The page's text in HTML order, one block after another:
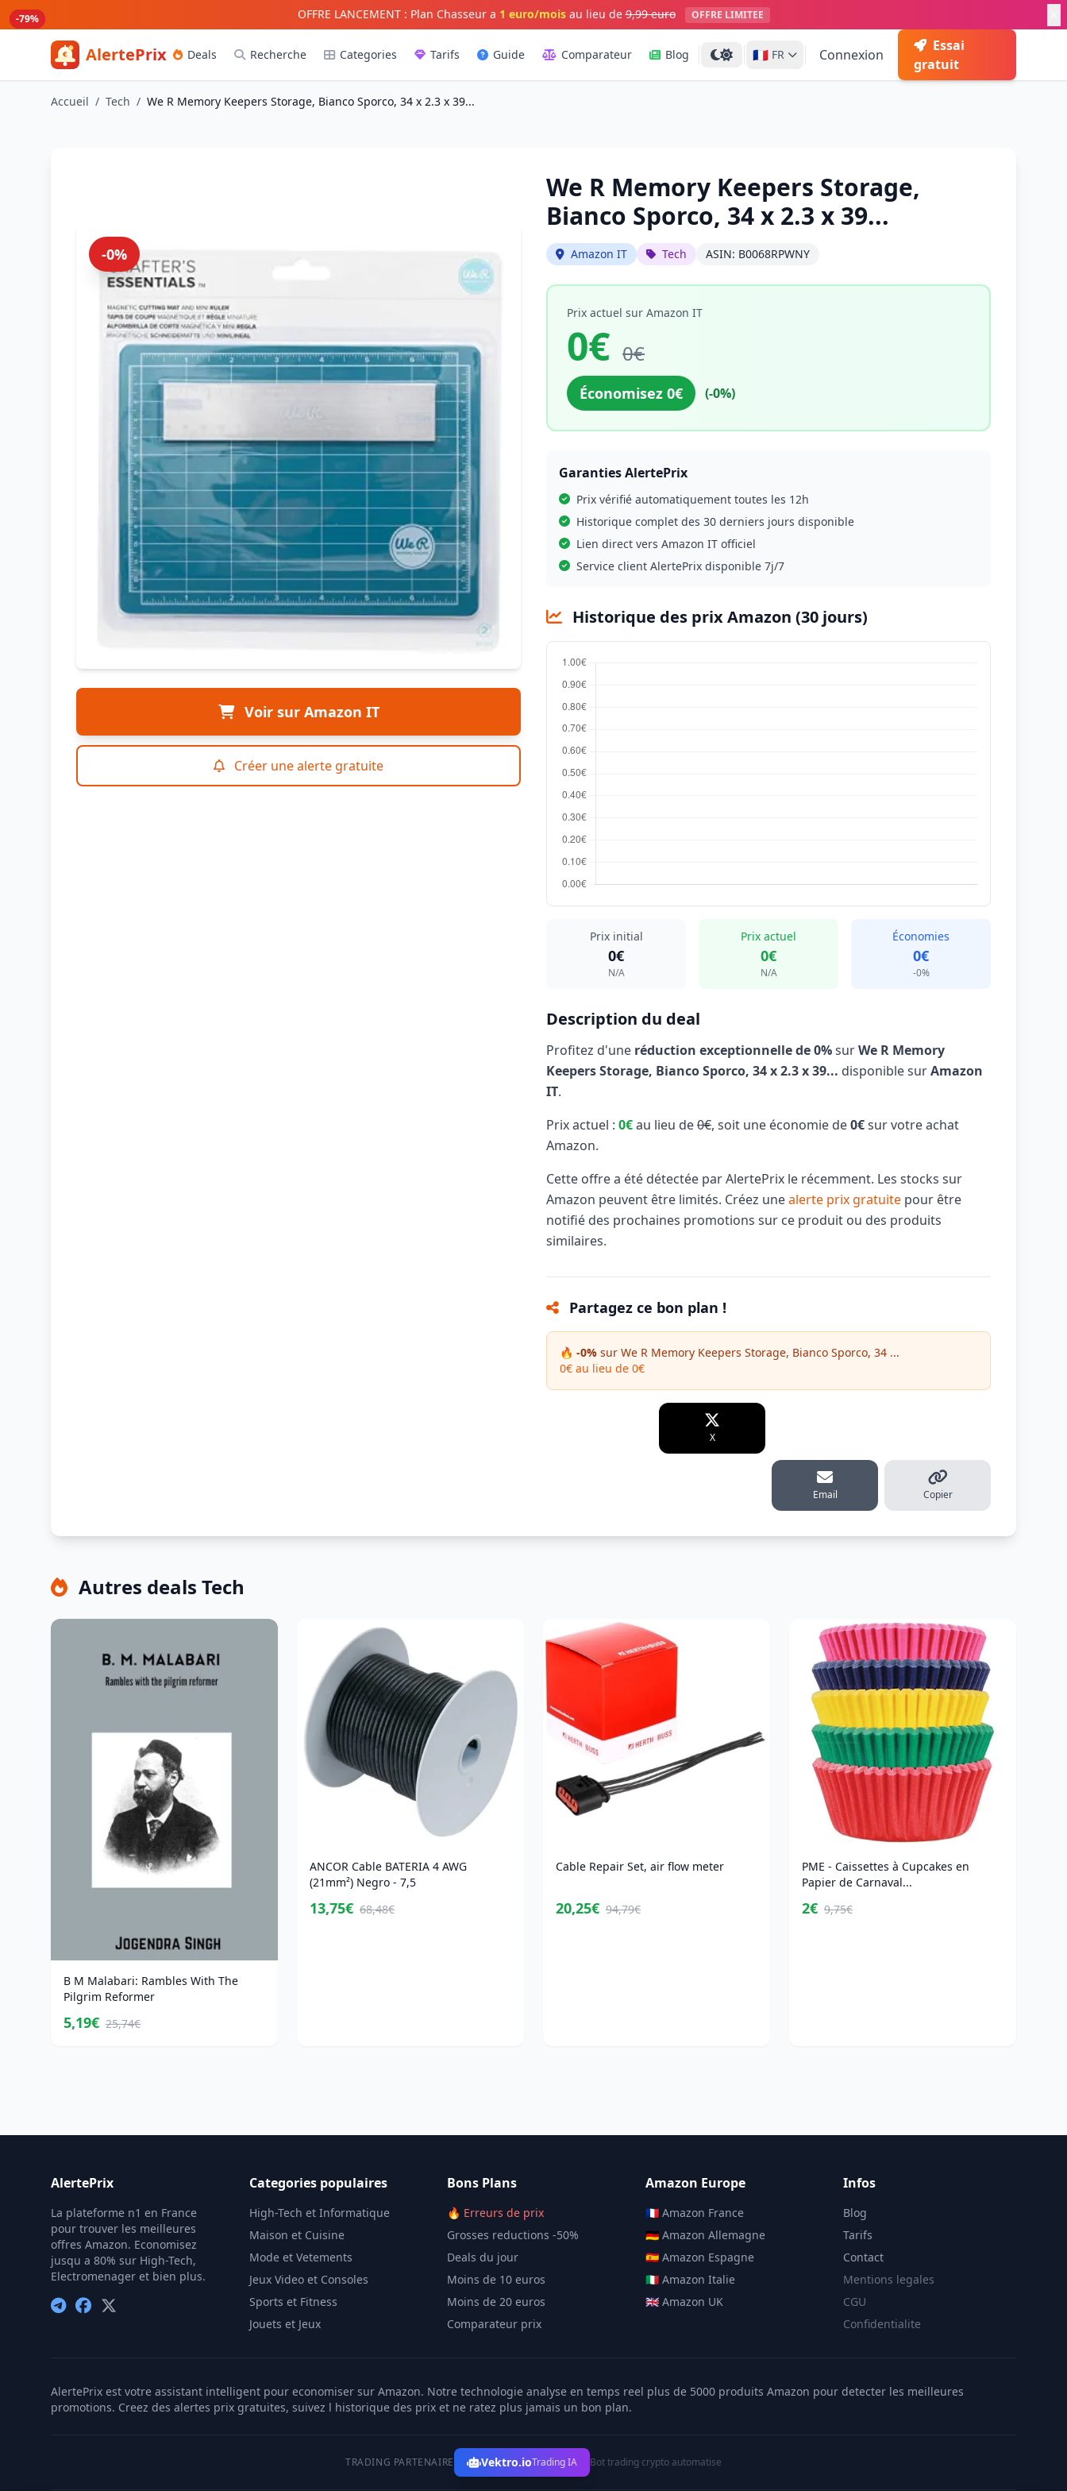
Aller au contenu principal OFFRE LANCEMENT : Plan Chasseur a 1 euro/mois au lieu de9,99 euro OFFRE LIMITEE
AlertePrix
Meilleurs deals Amazon France
Deals Recherche Categories Tarifs Guide Comparateur Blog 🇫🇷 FR Connexion
Essai
gratuit
Accueil / Tech / We R Memory Keepers Storage, Bianco Sporco, 34 x 2.3 x 39...
-0%
Voir sur Amazon IT
Créer une alerte gratuite
We R Memory Keepers Storage,
Bianco Sporco, 34 x 2.3 x 39...
Amazon IT Tech ASIN: B0068RPWNY
Prix actuel sur Amazon IT
0€ 0€
Économisez 0€ (-0%)
Garanties AlertePrix
Prix vérifié automatiquement toutes les 12h
Historique complet des 30 derniers jours disponible
Lien direct vers Amazon IT officiel
Service client AlertePrix disponible 7j/7
Historique des prix Amazon (30 jours)
Prix initial
0€
N/A
Prix actuel
0€
N/A
Économies
0€
-0%
Description du deal
Profitez d'une réduction exceptionnelle de 0%surWe R Memory
Keepers Storage, Bianco Sporco, 34 x 2.3 x 39... disponible surAmazon
IT.
Prix actuel : 0€au lieu de0€, soit une économie de0€sur votre achat
Amazon.
Cette offre a été détectée par AlertePrix le récemment. Les stocks sur
Amazon peuvent être limités. Créez unealerte prix gratuite pour être
notifié des prochaines promotions sur ce produit ou des produits
similaires.
Partagez ce bon plan !
🔥 -0% sur We R Memory Keepers Storage, Bianco Sporco, 34 ...
0€ au lieu de 0€
X
Email Copier
Autres deals Tech
-80%
B M Malabari: Rambles With The
Pilgrim Reformer
5,19€ 25,74€
-80%
ANCOR Cable BATERIA 4 AWG
(21mm²) Negro - 7,5
13,75€ 68,48€
-79%
Cable Repair Set, air flow meter
20,25€ 94,79€
-79%
PME - Caissettes à Cupcakes en
Papier de Carnaval...
2€ 9,75€
AlertePrix
La plateforme n1 en France
pour trouver les meilleures
offres Amazon. Economisez
jusqu a 80% sur High-Tech,
Electromenager et bien plus.
Categories populaires
High-Tech et Informatique
Maison et Cuisine
Mode et Vetements
Jeux Video et Consoles
Sports et Fitness
Jouets et Jeux
Bons Plans
🔥 Erreurs de prix
Grosses reductions -50%
Deals du jour
Moins de 10 euros
Moins de 20 euros
Comparateur prix
Amazon Europe
🇫🇷 Amazon France
🇩🇪 Amazon Allemagne
🇪🇸 Amazon Espagne
🇮🇹 Amazon Italie
🇬🇧 Amazon UK
Infos
Blog
Tarifs
Contact
Mentions legales
CGU
Confidentialite
AlertePrix est votre assistant intelligent pour economiser sur Amazon. Notre technologie analyse en temps reel plus de 5000 produits Amazon pour detecter les meilleures
promotions. Creez des alertes prix gratuites, suivez l historique des prix et ne ratez plus jamais un bon plan.
TRADING PARTENAIRE Vektro.ioTrading IA Bot trading crypto automatise